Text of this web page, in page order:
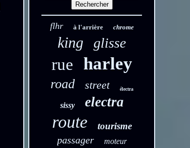
flhr à l'arrière chrome
king glisse
rue harley
road street électra
sissy electra
route tourisme
passager moteur